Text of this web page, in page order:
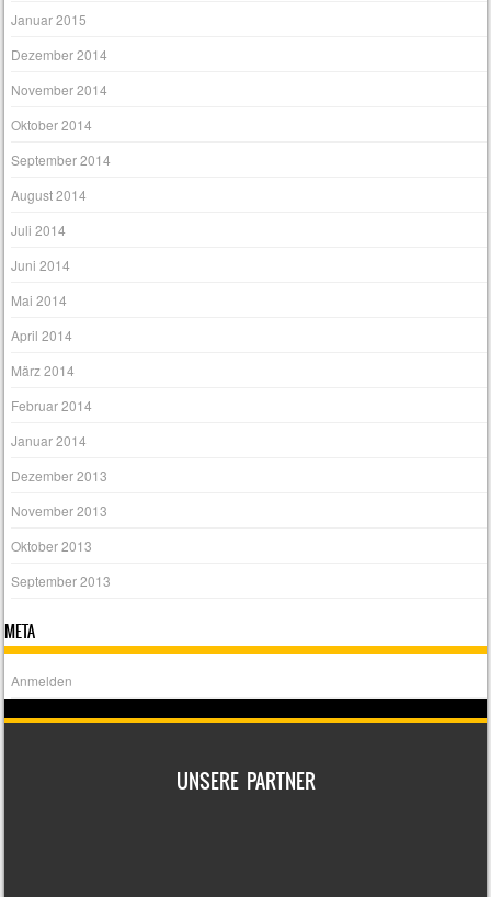
April 2015
März 2015
Februar 2015
Januar 2015
Dezember 2014
November 2014
Oktober 2014
September 2014
August 2014
Juli 2014
Juni 2014
Mai 2014
April 2014
März 2014
Februar 2014
Januar 2014
Dezember 2013
Oktober 2013
September 2013